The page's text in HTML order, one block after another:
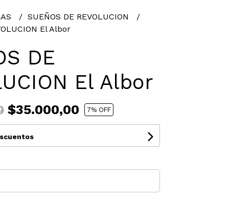
SUEÑOS DE REVOLUCION
El Albor
DE
El Albor
$35.000,00 7% OFF